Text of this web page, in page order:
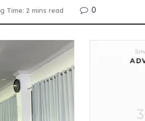
Time: 2 mins read 0